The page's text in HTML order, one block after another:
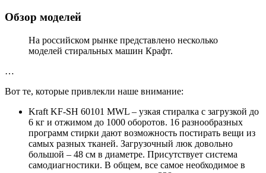
Обзор моделей
На российском рынке представлено несколько
моделей стиральных машин Крафт.
…
Вот те, которые привлекли наше внимание:
Kraft KF-SH 60101 MWL – узкая стиралка с загрузкой до
6 кг и отжимом до 1000 оборотов. 16 разнообразных
программ стирки дают возможность постирать вещи из
самых разных тканей. Загрузочный люк довольно
большой – 48 см в диаметре. Присутствует система
самодиагностики. В общем, все самое необходимое в